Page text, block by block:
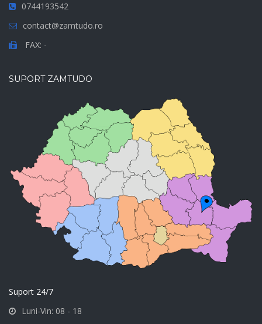
0744193542
contact@zamtudo.ro
FAX: -
SUPORT ZAMTUDO
Suport 24/7
Luni-Vin: 08 - 18